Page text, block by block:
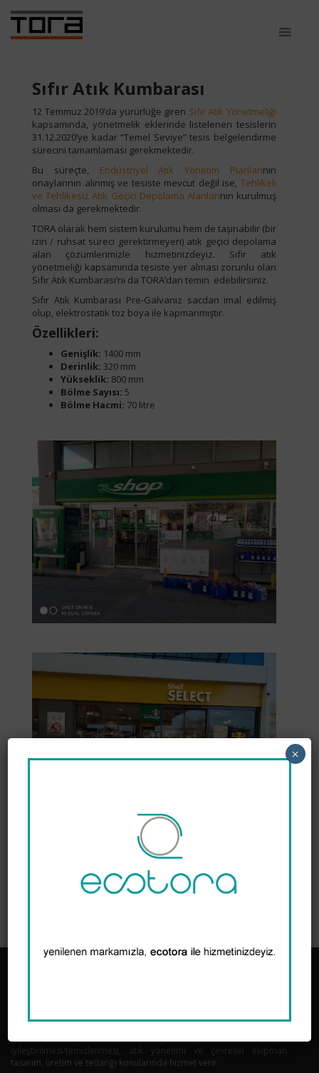
Sıfır Atık Kumbarası
12 Temmuz 2019’da yürürlüğe giren Sıfır Atık Yönetmeliği
kapsamında, yönetmelik eklerinde listelenen tesislerin
31.12.2020’ye kadar “Temel Seviye” tesis belgelendirme
sürecini tamamlaması gerekmektedir.
Bu süreçte, Endüstriyel Atık Yönetim Planlarının
onaylarının alınmış ve tesiste mevcut değil ise, Tehlikeli
ve Tehlikesiz Atık Geçici Depolama Alanlarının kurulmuş
olması da gerekmektedir.
TORA olarak hem sistem kurulumu hem de taşınabilir (bir
izin / ruhsat süreci gerektirmeyen) atık geçici depolama
alan çözümlerimizle hizmetinizdeyiz. Sıfır atık
yönetmeliği kapsamında tesiste yer alması zorunlu olan
Sıfır Atık Kumbarası’nı da TORA’dan temin edebilirsiniz.
Sıfır Atık Kumbarası Pre-Galvaniz sacdan imal edilmiş
olup, elektrostatik toz boya ile kapmanmıştır.
Özellikleri:
Genişlik: 1400 mm
Derinlik: 320 mm
Yükseklik: 800 mm
Bölme Sayısı: 5
Bölme Hacmi: 70 litre
Facebook
Twitter
WhatsApp
EmailCopyLinkedIn
Share
mühendislik firmasıdır. Toprak kirliliğinin tespiti, kirlenmiş toprağın
iyileştirilmesi/temizlenmesi, atık yönetimi ve çevresel ekipman
tasarım, üretim ve tedariği konularında hizmet verir.
×